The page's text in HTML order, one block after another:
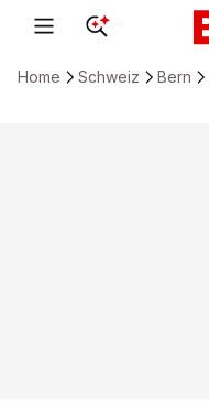
Home Schweiz Bern